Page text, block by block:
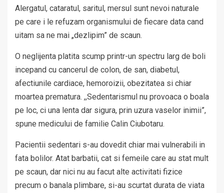
Alergatul, cataratul, saritul, mersul sunt nevoi naturale
pe care i le refuzam organismului de fiecare data cand
uitam sa ne mai „dezlipim” de scaun.
O neglijenta platita scump printr-un spectru larg de boli
incepand cu cancerul de colon, de san, diabetul,
afectiunile cardiace, hemoroizii, obezitatea si chiar
moartea prematura. ,,Sedentarismul nu provoaca o boala
pe loc, ci una lenta dar sigura, prin uzura vaselor inimii”,
spune medicului de familie Calin Ciubotaru.
Pacientii sedentari s-au dovedit chiar mai vulnerabili in
fata bolilor. Atat barbatii, cat si femeile care au stat mult
pe scaun, dar nici nu au facut alte activitati fizice
precum o banala plimbare, si-au scurtat durata de viata